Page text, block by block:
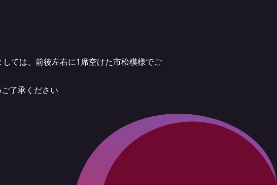
ては、前後左右に1席空けた市松模様でご
了承ください